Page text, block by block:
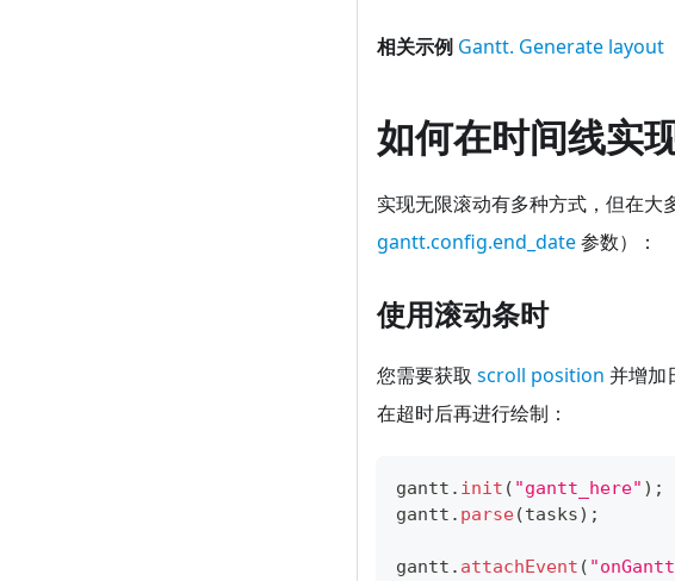
相关示例 Gantt. Generate layout
如何在时间线实
实现无限滚动有多种方式，但在大
gantt.config.end_date参数）：
使用滚动条时
您需要获取 scroll position 并增加
在超时后再进行绘制：
gantt . init ( "gantt_here" ) ;
gantt . parse(tasks) ;
gantt . attachEvent (